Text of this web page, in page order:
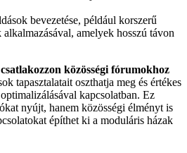
bevezetése, például korszerű
alkalmazásával, amelyek hosszú távon
közösségi fórumokhoz
tapasztalatait oszthatja meg és értékes
kapcsolatban. Ez
nyújt, hanem közösségi élményt is
építhet ki a moduláris házak